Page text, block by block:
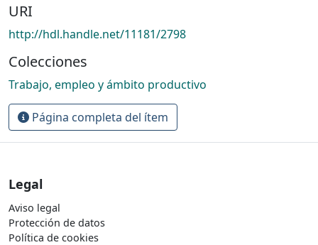
URI
http://hdl.handle.net/11181/2798
Colecciones
Trabajo, empleo y ámbito productivo
Página completa del ítem
Legal
Aviso legal
Protección de datos
Política de cookies